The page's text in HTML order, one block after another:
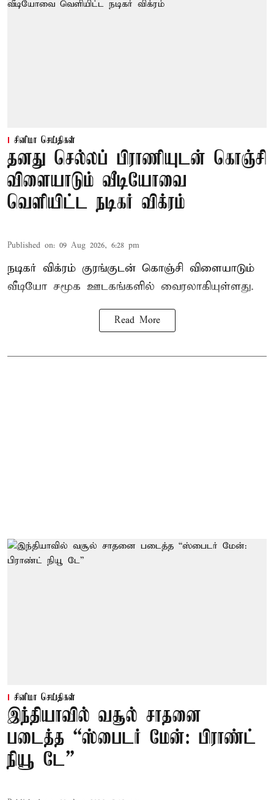
சினிமா செய்திகள்
தனது செல்லப் பிராணியுடன் கொஞ்சி
விளையாடும் வீடியோவை
வெளியிட்ட நடிகர் விக்ரம்
Published on: 09 Aug 2026, 6:28 pm
நடிகர் விக்ரம் குரங்குடன் கொஞ்சி விளையாடும்
வீடியோ சமூக ஊடகங்களில் வைரலாகியுள்ளது.
Read More
சினிமா செய்திகள்
இந்தியாவில் வசூல் சாதனை
படைத்த “ஸ்பைடர் மேன்: பிராண்ட்
நியூ டே”